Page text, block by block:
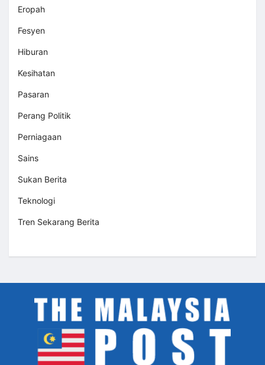
Eropah
Fesyen
Hiburan
Kesihatan
Pasaran
Perang Politik
Perniagaan
Sains
Sukan Berita
Teknologi
Tren Sekarang Berita